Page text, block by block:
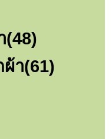
(48)
า(61)